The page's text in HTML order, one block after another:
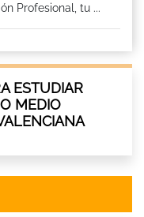
Profesional, tu ...
ESTUDIAR
MEDIO